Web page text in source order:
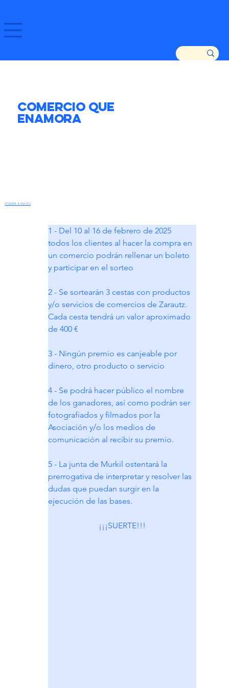
Comercio que
Enamora
VOLVER A INICIO
1 - Del 10 al 16 de febrero de 2025
todos los clientes al hacer la compra en
un comercio podrán rellenar un boleto
y participar en el sorteo
2 - Se sortearán 3 cestas con productos
y/o servicios de comercios de Zarautz.
Cada cesta tendrá un valor aproximado
de 400 €
3 - Ningún premio es canjeable por
dinero, otro producto o servicio
4 - Se podrá hacer público el nombre
de los ganadores, así como podrán ser
fotografiados y filmados por la
Asociación y/o los medios de
comunicación al recibir su premio.
5 - La junta de Murkil ostentará la
prerrogativa de interpretar y resolver las
dudas que puedan surgir en la
ejecución de las bases.
¡¡¡SUERTE!!!